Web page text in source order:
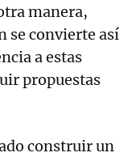
manera,
se convierte así
a estas
propuestas
construir un